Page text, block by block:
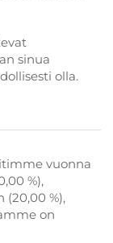
sinua
olla.
vuonna
%),
(20,00 %),
on